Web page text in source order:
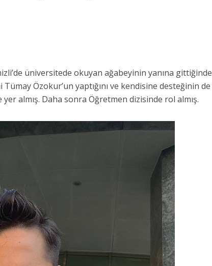
üniversitede okuyan ağabeyinin yanına gittiğinde
Özokur’un yaptığını ve kendisine desteğinin de
almış. Daha sonra Öğretmen dizisinde rol almış.